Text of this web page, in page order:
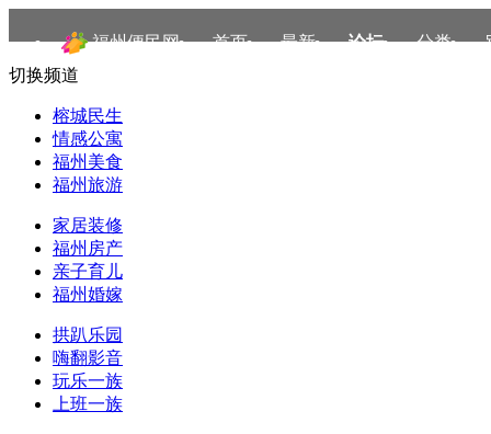
福州便民网 首页 最新 论坛 分类
切换频道
榕城民生
情感公寓
福州美食
福州旅游
家居装修
福州房产
亲子育儿
福州婚嫁
拱趴乐园
嗨翻影音
玩乐一族
上班一族